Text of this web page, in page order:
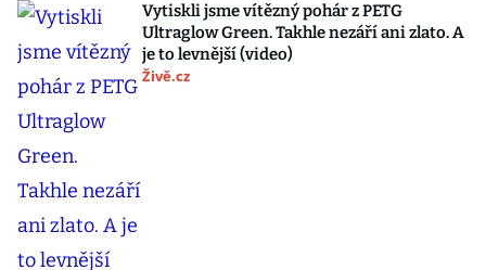
Vytiskli jsme vítězný pohár z PETG
Ultraglow Green. Takhle nezáří ani zlato. A
je to levnější (video)
Živě.cz